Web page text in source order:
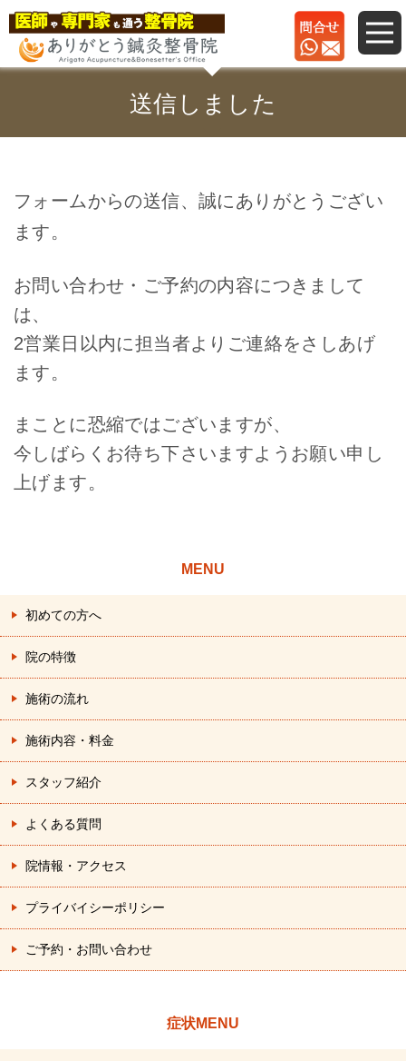
送信しました
フォームからの送信、誠にありがとうござい
ます。
お問い合わせ・ご予約の内容につきまして
は、
2営業日以内に担当者よりご連絡をさしあげ
ます。
まことに恐縮ではございますが、
今しばらくお待ち下さいますようお願い申し
上げます。
MENU
初めての方へ
院の特徴
施術の流れ
施術内容・料金
スタッフ紹介
よくある質問
院情報・アクセス
プライバイシーポリシー
ご予約・お問い合わせ
症状MENU